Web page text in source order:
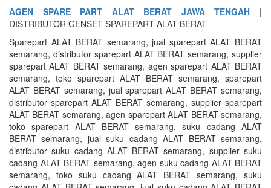
AGEN SPARE PART ALAT BERAT JAWA TENGAH |
DISTRIBUTOR GENSET SPAREPART ALAT BERAT
Sparepart ALAT BERAT semarang, jual sparepart ALAT BERAT
semarang, distributor sparepart ALAT BERAT semarang, supplier
sparepart ALAT BERAT semarang, agen sparepart ALAT BERAT
semarang, toko sparepart ALAT BERAT semarang, sparepart
ALAT BERAT semarang, jual sparepart ALAT BERAT semarang,
distributor sparepart ALAT BERAT semarang, supplier sparepart
ALAT BERAT semarang, agen sparepart ALAT BERAT semarang,
toko sparepart ALAT BERAT semarang, suku cadang ALAT
BERAT semarang, jual suku cadang ALAT BERAT semarang,
distributor suku cadang ALAT BERAT semarang, supplier suku
cadang ALAT BERAT semarang, agen suku cadang ALAT BERAT
semarang, toko suku cadang ALAT BERAT semarang, suku